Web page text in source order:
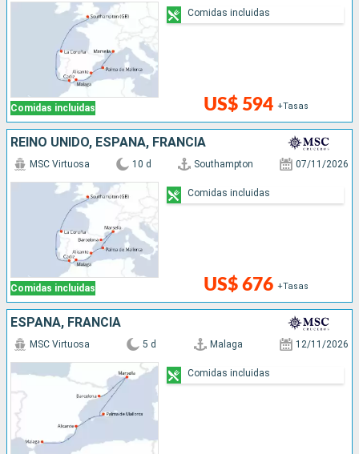
Comidas incluidas US$ 594 +Tasas
Comidas incluidas
REINO UNIDO, ESPAÑA, FRANCIA
Comidas incluidas
MSC Virtuosa 10 d Southampton 07/11/2026
US$ 676 +Tasas
Comidas incluidas
ESPAÑA, FRANCIA
MSC Virtuosa 5 d Malaga 12/11/2026
Comidas incluidas